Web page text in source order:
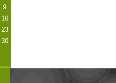
9
16
23
30